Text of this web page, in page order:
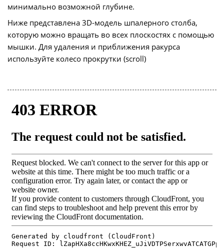
минимально возможной глубине.
Ниже представлена 3D-модель шпалерного столба,
которую можно вращать во всех плоскостях с помощью
мышки. Для удаления и приближения ракурса
используйте колесо прокрутки (scroll)